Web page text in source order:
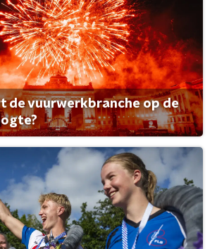
de vuurwerkbranche op de